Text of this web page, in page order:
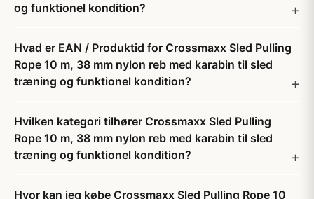
og funktionel kondition?
Hvad er EAN / Produktid for Crossmaxx Sled Pulling
Rope 10 m, 38 mm nylon reb med karabin til sled
træning og funktionel kondition?
Hvilken kategori tilhører Crossmaxx Sled Pulling
Rope 10 m, 38 mm nylon reb med karabin til sled
træning og funktionel kondition?
Hvor kan jeg købe Crossmaxx Sled Pulling Rope 10